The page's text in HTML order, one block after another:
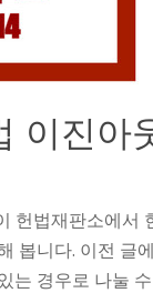
이진아
헌법재판소에서
봅니다. 이전 글
는 경우로 나눌